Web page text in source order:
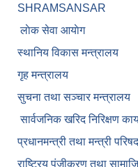
SHRAMSANSAR
लाेक सेवा आयाेग
स्थानिय विकास मन्त्रालय
गृह मन्त्रालय
सुचना तथा सञ्चार मन्त्रालय
सार्वजनिक खरिद निरिक्षण
प्रधानमन्त्री तथा मन्त्री
राष्ट्रिय पंजीकरण तथा